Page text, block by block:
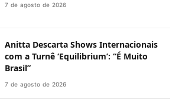
7 de agosto de 2026
Anitta Descarta Shows Internacionais
com a Turnê ‘Equilibrium’: “É Muito
Brasil”
7 de agosto de 2026